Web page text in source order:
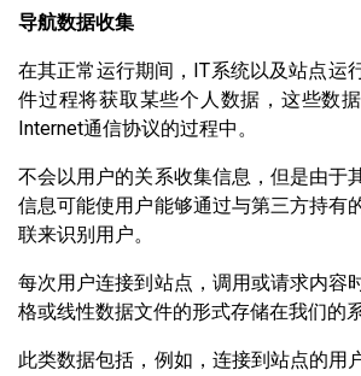
导航数据收集
在其正常运行期间，IT系统以及站点运
件过程将获取某些个人数据，这些数
Internet通信协议的过程中。
不会以用户的关系收集信息，但是由于
信息可能使用户能够通过与第三方持有
联来识别用户。
每次用户连接到站点，调用或请求内容
格或线性数据文件的形式存储在我们的系
此类数据包括，例如，连接到站点的用